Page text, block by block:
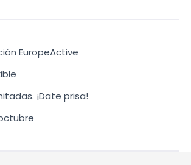
EuropeActive
¡Date prisa!